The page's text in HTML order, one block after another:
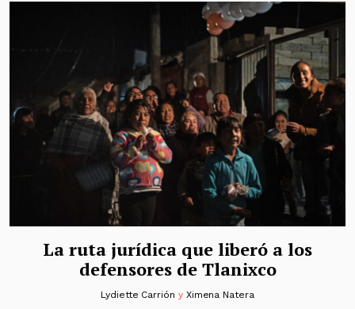
La ruta jurídica que liberó a los
defensores de Tlanixco
Lydiette Carrión y Ximena Natera